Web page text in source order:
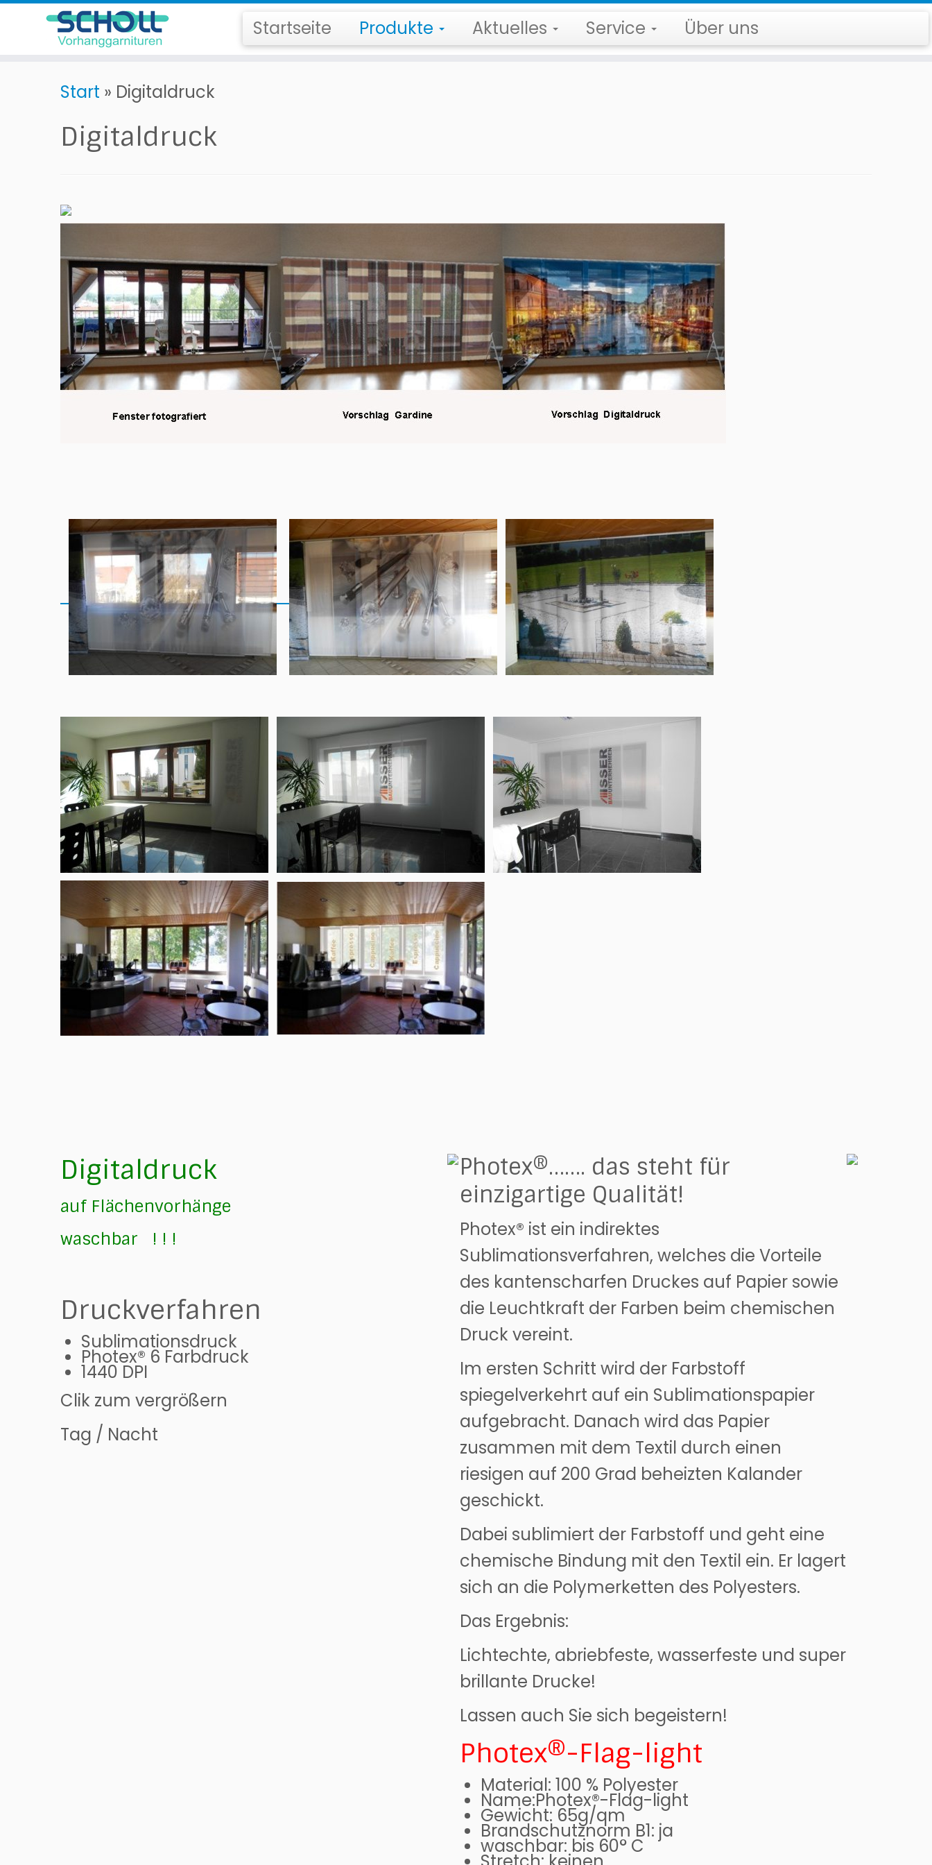
springen
Startseite Produkte Aktuelles Service Über uns
Start » Digitaldruck
Digitaldruck
Digitaldruck
auf Flächenvorhänge
waschbar ! ! !
Druckverfahren
Sublimationsdruck
Photex® 6 Farbdruck
1440 DPI
Clik zum vergrößern
Tag / Nacht
Photex®……. das steht für
einzigartige Qualität!
Photex® ist ein indirektes
Sublimationsverfahren, welches die Vorteile
des kantenscharfen Druckes auf Papier sowie
die Leuchtkraft der Farben beim chemischen
Druck vereint.
Im ersten Schritt wird der Farbstoff
spiegelverkehrt auf ein Sublimationspapier
aufgebracht. Danach wird das Papier
zusammen mit dem Textil durch einen
riesigen auf 200 Grad beheizten Kalander
geschickt.
Dabei sublimiert der Farbstoff und geht eine
chemische Bindung mit den Textil ein. Er lagert
sich an die Polymerketten des Polyesters.
Das Ergebnis:
Lichtechte, abriebfeste, wasserfeste und super
brillante Drucke!
Lassen auch Sie sich begeistern!
Photex®-Flag-light
Material: 100 % Polyester
Name:Photex®-Flag-light
Gewicht: 65g/qm
Brandschutznorm B1: ja
waschbar: bis 60° C